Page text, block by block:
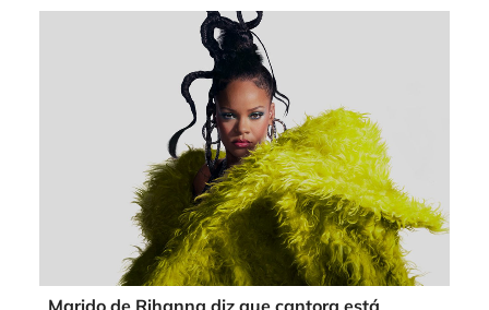
Marido de Rihanna diz que cantora está